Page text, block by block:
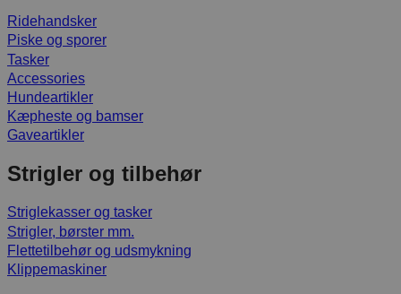
Ridehandsker
Piske og sporer
Tasker
Accessories
Hundeartikler
Kæpheste og bamser
Gaveartikler
Strigler og tilbehør
Striglekasser og tasker
Strigler, børster mm.
Flettetilbehør og udsmykning
Klippemaskiner